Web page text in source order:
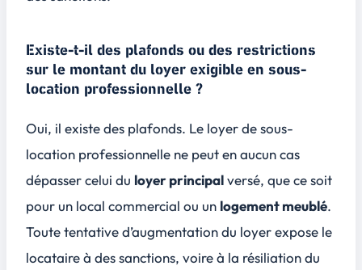
Existe-t-il des plafonds ou des restrictions
sur le montant du loyer exigible en sous-
location professionnelle ?
Oui, il existe des plafonds. Le loyer de sous-
location professionnelle ne peut en aucun cas
dépasser celui du loyer principalversé, que ce soit
pour un local commercial ou un logement meublé.
Toute tentative d’augmentation du loyer expose le
locataire à des sanctions, voire à la résiliation du